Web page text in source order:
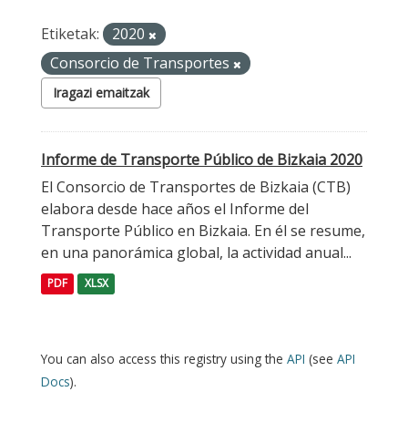
Etiketak:
2020
Consorcio de Transportes
Iragazi emaitzak
Informe de Transporte Público de Bizkaia 2020
El Consorcio de Transportes de Bizkaia (CTB)
elabora desde hace años el Informe del
Transporte Público en Bizkaia. En él se resume,
en una panorámica global, la actividad anual...
PDF XLSX
You can also access this registry using the API (see API
Docs).